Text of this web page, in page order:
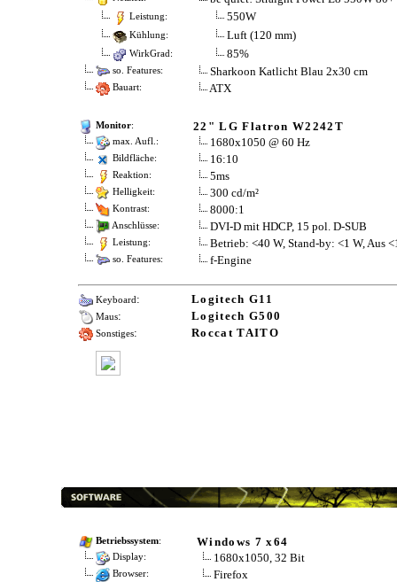
Leistung: 550W
Kühlung: Luft (120 mm)
WirkGrad: 85%
so. Features: Sharkoon Katlicht Blau 2x30 cm
Bauart: ATX
Monitor: 22" LG Flatron W2242T
max. Aufl.: 1680x1050 @ 60 Hz
Bildfläche: 16:10
Reaktion: 5ms
Helligkeit: 300 cd/m²
Kontrast: 8000:1
Anschlüsse: DVI-D mit HDCP, 15 pol. D-SUB
Leistung: Betrieb: <40 W, Stand-by: <1 W, Aus
so. Features: f-Engine
Keyboard: Logitech G11
Maus: Logitech G500
Sonstiges: Roccat TAITO
Betriebssystem: Windows 7 x64
Display: 1680x1050, 32 Bit
Browser: Firefox